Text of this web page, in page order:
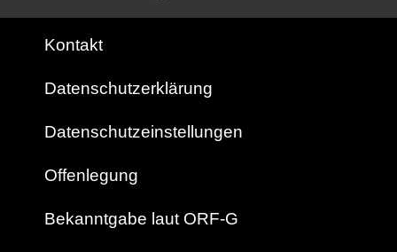
Kontakt
Datenschutzerklärung
Datenschutzeinstellungen
Offenlegung
Bekanntgabe laut ORF-G